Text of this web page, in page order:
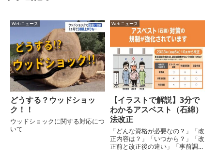
o
k
Webニュース
どうする？ウッドショッ
ク！！
ウッドショックに関する対応につ
いて
Webニュース
【イラストで解説】3分で
わかるアスベスト（石綿）
法改正
「どんな資格が必要なの？」「改
正内容は？」「いつから？」「改
正前と改正後の違い」「事前調査